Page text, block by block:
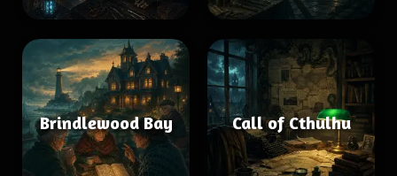
Brindlewood Bay Call of Cthulhu